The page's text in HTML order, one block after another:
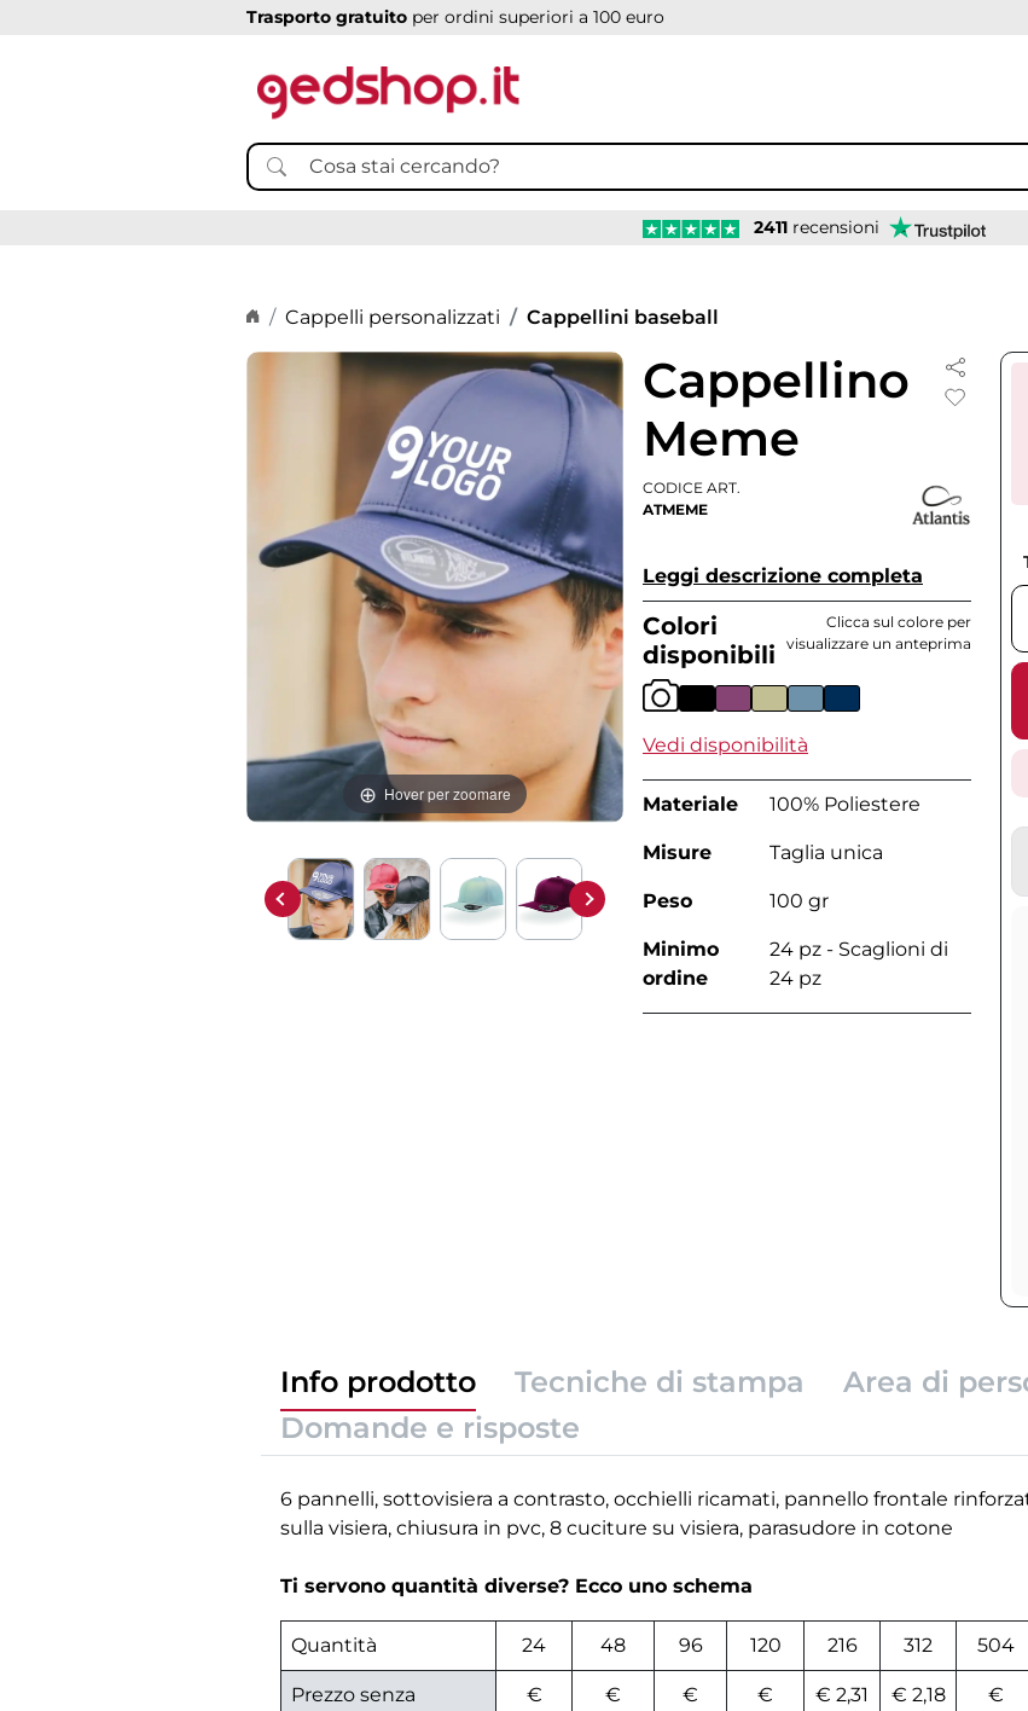
Trasporto gratuito per ordini superiori a 100 euro
2411 recensioni
Home page
Cappelli personalizzati Cappellini baseball
Hover per zoomare
Cappellino
Meme
CODICE ART.
ATMEME
Leggi descrizione completa
Colori
disponibili
Clicca sul colore per
visualizzare un anteprima
Vedi disponibilità
Materiale 100% Poliestere
Misure Taglia unica
Peso 100 gr
Minimo
ordine
24 pz - Scaglioni di
24 pz
Info prodotto Tecniche di stampa
Area di
Domande e risposte
6 pannelli, sottovisiera a contrasto, occhielli ricamati, pannello frontale
sulla visiera, chiusura in pvc, 8 cuciture su visiera, parasudore in cotone
Ti servono quantità diverse? Ecco uno schema
Quantità 24 48 96 120 216 312 504
Prezzo senza
€
€
€
€
€ 2,31 € 2,18
€